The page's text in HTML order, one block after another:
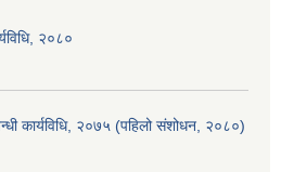
२०८०
कार्यविधि, २०७५ (पहिलो संशोधन, २०८०)